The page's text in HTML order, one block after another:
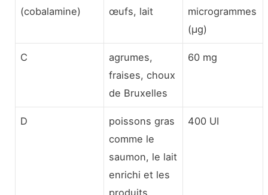
(cobalamine)
œufs, lait
microgrammes
(µg)
C
agrumes,
fraises, choux
de Bruxelles
60 mg
D
poissons gras
comme le
saumon, le lait
enrichi et les
produits
400 UI